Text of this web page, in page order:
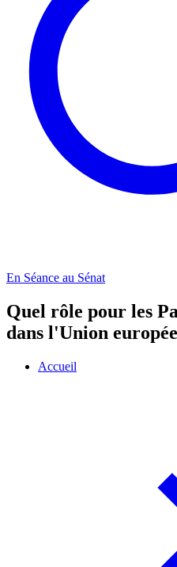
En Séance au Sénat
Quel rôle pour les
dans l'Union
Accueil